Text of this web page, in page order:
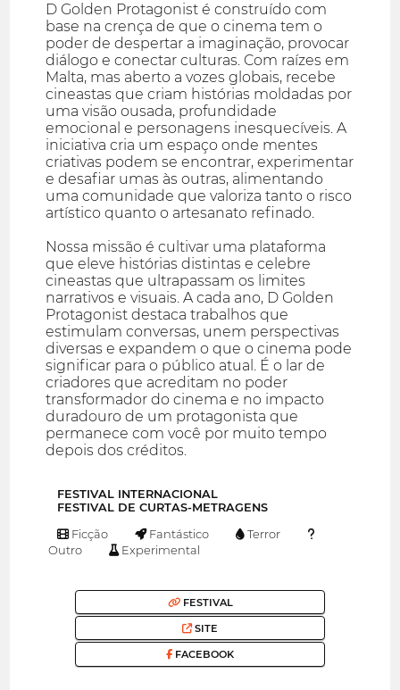
D Golden Protagonist é construído com
base na crença de que o cinema tem o
poder de despertar a imaginação, provocar
diálogo e conectar culturas. Com raízes em
Malta, mas aberto a vozes globais, recebe
cineastas que criam histórias moldadas por
uma visão ousada, profundidade
emocional e personagens inesquecíveis. A
iniciativa cria um espaço onde mentes
criativas podem se encontrar, experimentar
e desafiar umas às outras, alimentando
uma comunidade que valoriza tanto o risco
artístico quanto o artesanato refinado.
Nossa missão é cultivar uma plataforma
que eleve histórias distintas e celebre
cineastas que ultrapassam os limites
narrativos e visuais. A cada ano, D Golden
Protagonist destaca trabalhos que
estimulam conversas, unem perspectivas
diversas e expandem o que o cinema pode
significar para o público atual. É o lar de
criadores que acreditam no poder
transformador do cinema e no impacto
duradouro de um protagonista que
permanece com você por muito tempo
depois dos créditos.
FESTIVAL INTERNACIONAL
FESTIVAL DE CURTAS-METRAGENS
Ficção Fantástico
Terror
Outro
Experimental
FESTIVAL
SITE
FACEBOOK